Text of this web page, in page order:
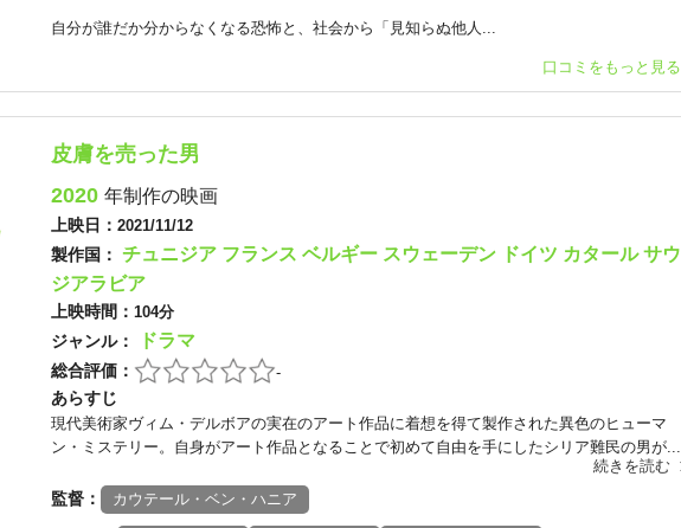
自分が誰だか分からなくなる恐怖と、社会から「見知らぬ他人...
口コミをもっと見る
皮膚を売った男
2020 年制作の映画
上映日： 2021/11/12
製作国： チュニジア フランス ベルギー スウェーデン ドイツ カタール サウ
ジアラビア
上映時間： 104分
ジャンル： ドラマ
総合評価： -
あらすじ
現代美術家ヴィム・デルボアの実在のアート作品に着想を得て製作された異色のヒューマ
ン・ミステリー。自身がアート作品となることで初めて自由を手にしたシリア難民の男が...
続きを読む
監督： カウテール・ベン・ハニア